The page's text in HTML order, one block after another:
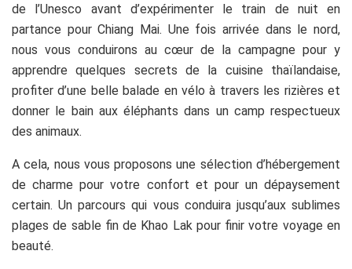
de l’Unesco avant d’expérimenter le train de nuit en
partance pour Chiang Mai. Une fois arrivée dans le nord,
nous vous conduirons au cœur de la campagne pour y
apprendre quelques secrets de la cuisine thaïlandaise,
profiter d’une belle balade en vélo à travers les rizières et
donner le bain aux éléphants dans un camp respectueux
des animaux.
A cela, nous vous proposons une sélection d’hébergement
de charme pour votre confort et pour un dépaysement
certain. Un parcours qui vous conduira jusqu’aux sublimes
plages de sable fin de Khao Lak pour finir votre voyage en
beauté.